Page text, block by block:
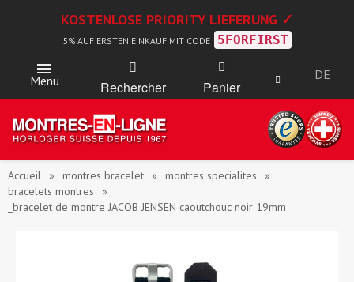
KOSTENLOSE PRIORITY LIEFERUNG ✓
5% AUF ERSTEN EINKAUF MIT CODE 5FORFIRST
Menu Rechercher Panier
DE
Accueil montres bracelet
montres specialites
bracelets montres
_bracelet de montre JACOB JENSEN caoutchouc noir 19mm